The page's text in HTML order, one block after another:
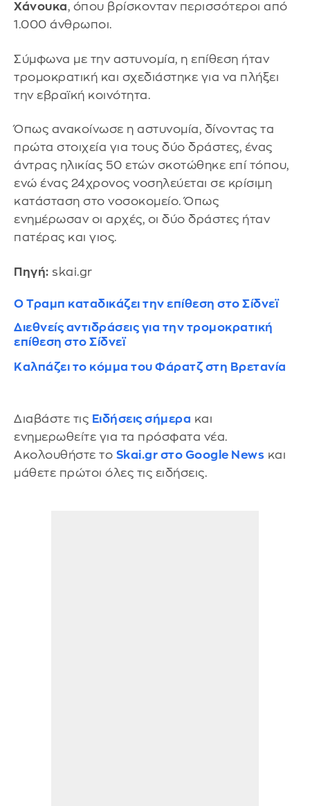
Χάνουκα, όπου βρίσκονταν περισσότεροι από
1.000 άνθρωποι.
Σύμφωνα με την αστυνομία, η επίθεση ήταν
τρομοκρατική και σχεδιάστηκε για να πλήξει
την εβραϊκή κοινότητα.
Όπως ανακοίνωσε η αστυνομία, δίνοντας τα
πρώτα στοιχεία για τους δύο δράστες, ένας
άντρας ηλικίας 50 ετών σκοτώθηκε επί τόπου,
ενώ ένας 24χρονος νοσηλεύεται σε κρίσιμη
κατάσταση στο νοσοκομείο. Όπως
ενημέρωσαν οι αρχές, οι δύο δράστες ήταν
πατέρας και γιος.
Πηγή: skai.gr
Ο Τραμπ καταδικάζει την επίθεση στο Σίδνεϊ
Διεθνείς αντιδράσεις για την τρομοκρατική
επίθεση στο Σίδνεϊ
Καλπάζει το κόμμα του Φάρατζ στη Βρετανία
Διαβάστε τις Ειδήσεις σήμερα και
ενημερωθείτε για τα πρόσφατα νέα.
Ακολουθήστε το Skai.gr στο Google News και
μάθετε πρώτοι όλες τις ειδήσεις.